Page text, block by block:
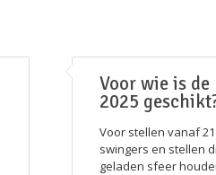
Voor wie is
2025
Voor stellen vanaf
swingers en stellen
geladen sfeer